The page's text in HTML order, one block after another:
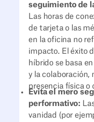
seguimiento de
Las horas de
de tarjeta o las
en la oficina no
impacto. El éxito
híbrido se basa
y la colaboración,
presencia física o
Evita el mero
performativo:
vanidad (por